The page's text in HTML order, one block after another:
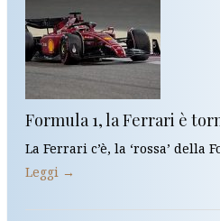
Formula 1, la Ferrari è
La Ferrari c’è, la ‘rossa’ della
Leggi →